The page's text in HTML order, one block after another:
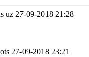
uz 27-09-2018 21:28
27-09-2018 23:21